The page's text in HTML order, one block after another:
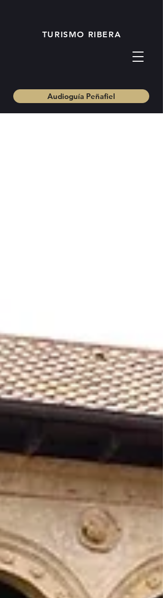
TURISMO RIBERA
Audioguía Peñafiel